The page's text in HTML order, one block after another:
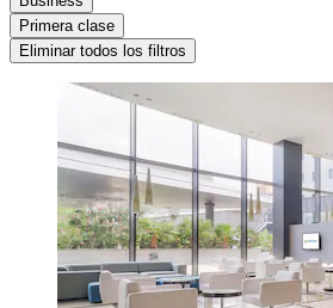
Primera clase
Eliminar todos los filtros